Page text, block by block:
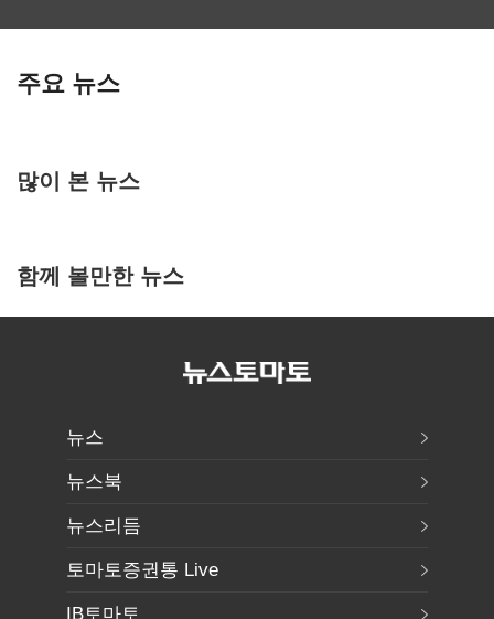
주요 뉴스
많이 본 뉴스
함께 볼만한 뉴스
뉴스
뉴스북
뉴스리듬
토마토증권통 Live
IB토마토